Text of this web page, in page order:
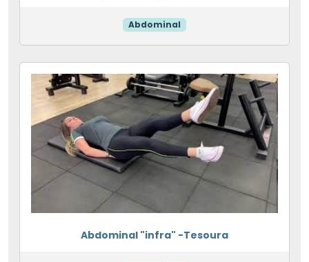
Abdominal
Abdominal "infra" -Tesoura